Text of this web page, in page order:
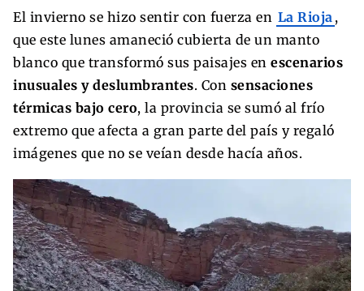
El invierno se hizo sentir con fuerza en La Rioja ,
que este lunes amaneció cubierta de un manto
blanco que transformó sus paisajes en escenarios
inusuales y deslumbrantes. Con sensaciones
térmicas bajo cero, la provincia se sumó al frío
extremo que afecta a gran parte del país y regaló
imágenes que no se veían desde hacía años.